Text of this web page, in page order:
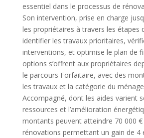
essentiel dans le processus de
Son intervention, prise en charge
les propriétaires à travers les étapes
identifier les travaux prioritaires,
interventions, et optimise le plan de
options s’offrent aux propriétaires
le parcours Forfaitaire, avec des
les travaux et la catégorie du
Accompagné, dont les aides varient
ressources et l’amélioration
montants peuvent atteindre 70 000 €
rénovations permettant un gain de 4